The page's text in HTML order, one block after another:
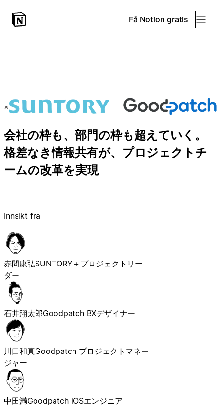
Få Notion gratis
×
会社の枠も、部門の枠も超えていく。
格差なき情報共有が、プロジェクトチ
ームの改革を実現
Innsikt fra
赤間康弘SUNTORY＋プロジェクトリー
ダー
石井翔太郎Goodpatch BXデザイナー
川口和真Goodpatch プロジェクトマネー
ジャー
中田満Goodpatch iOSエンジニア